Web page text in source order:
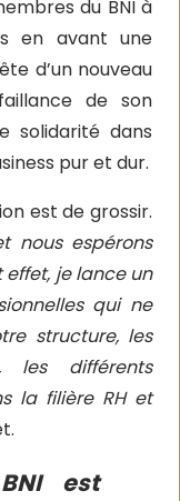
du BNI à
en avant une
d’un nouveau
de son
solidarité dans
pur et dur.
est de grossir.
nous espérons
je lance un
qui ne
structure, les
les différents
la filière RH et
est